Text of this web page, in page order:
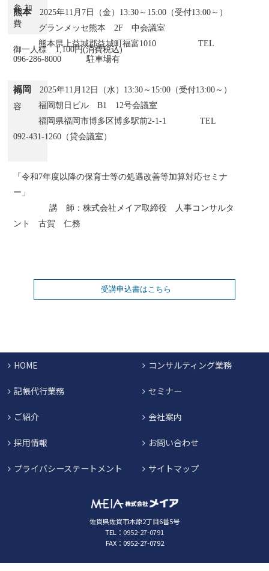
熊本2025年11月7日（金）13:30～15:00（受付13:00～）
グランメッセ熊本 2F 中会議室
熊本県上益城郡益城町福富1010 TEL
096-286-8000 駐車場有
福岡
2025年11月12日（水）13:30～15:00（受付13:00～）
福岡朝日ビル B1 12号会議室
福岡県福岡市博多区博多駅前2-1-1 TEL
092-431-1260（貸会議室）
参 加
費
御一人様 1,100円(消費税込)
内
容
「令和7年度以降の保育士等の処遇改善等加算対応セミナ
ー」
講 師：株式会社メイア取締役 人事コンサルタ
ント 古賀 仁務
受講申込書はこちら
HOME コンサルティング業務
記帳代行業務 セミナー
ご紹介 会社案内
採用情報 お問い合わせ
プライバシーステートメント サイトマップ
佐賀県佐賀市木原2丁目6番5号
TEL： 0952-27-0791
FAX：0952-27-0792